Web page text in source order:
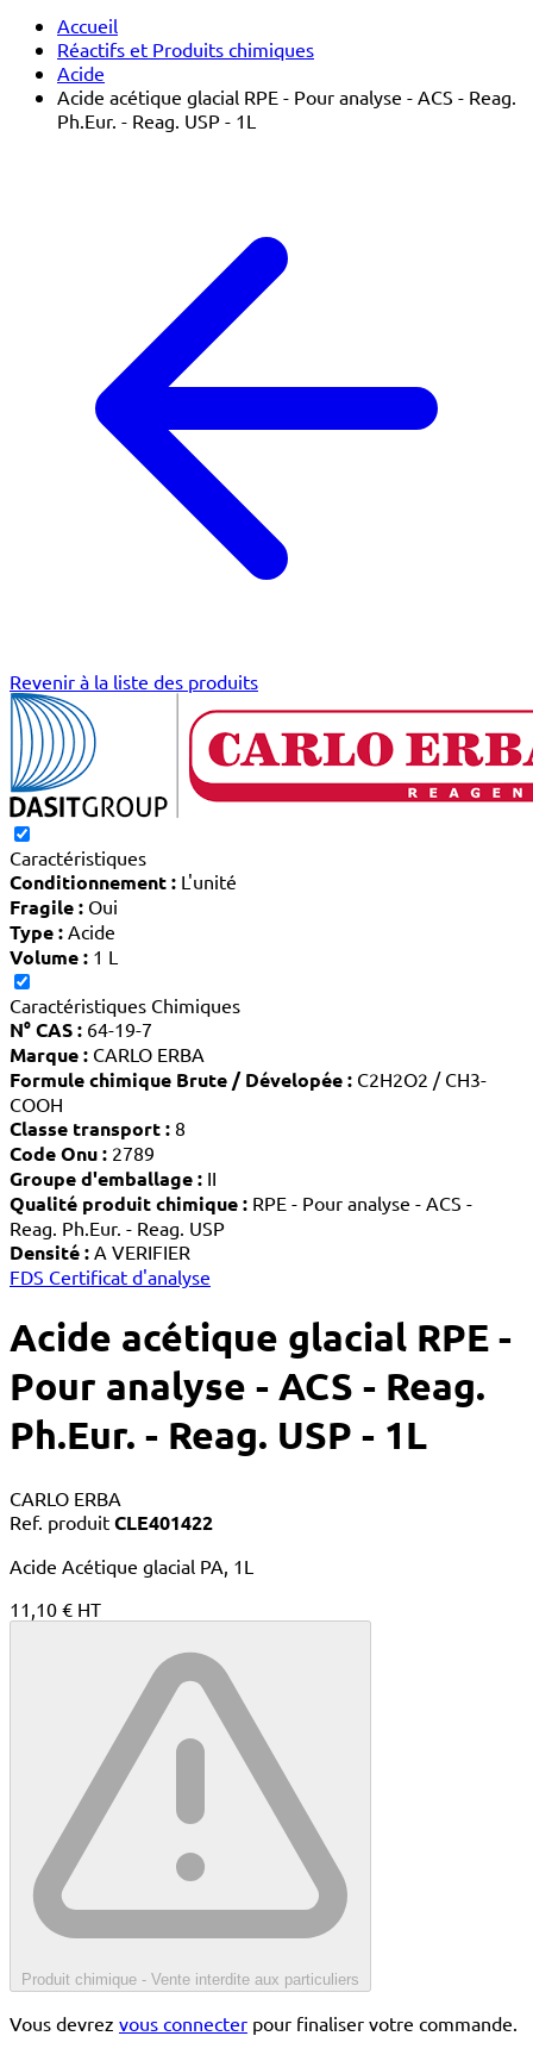
Accueil
Réactifs et Produits chimiques
Acide
Acide acétique glacial RPE - Pour analyse - ACS - Reag.
Ph.Eur. - Reag. USP - 1L
Revenir à la liste des produits
Caractéristiques
Conditionnement : L'unité
Fragile : Oui
Type : Acide
Volume : 1 L
Caractéristiques Chimiques
N° CAS : 64-19-7
Marque : CARLO ERBA
Formule chimique Brute / Dévelopée : C2H2O2 / CH3-
COOH
Classe transport : 8
Code Onu : 2789
Groupe d'emballage : II
Qualité produit chimique : RPE - Pour analyse - ACS -
Reag. Ph.Eur. - Reag. USP
Densité : A VERIFIER
FDS Certificat d'analyse
Acide acétique glacial RPE -
Pour analyse - ACS - Reag.
Ph.Eur. - Reag. USP - 1L
CARLO ERBA
Ref. produit CLE401422
Acide Acétique glacial PA, 1L
11,10 € HT
Produit chimique - Vente interdite aux particuliers
Vous devrez vous connecter pour finaliser votre commande.